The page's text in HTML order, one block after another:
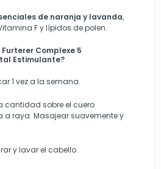
de naranja y lavanda,
F y lípidos de polen.
Furterer Complexe 5
Estimulante?
1 vez a la semana.
cantidad sobre el cuero
a raya. Masajear suavemente y
y lavar el cabello.